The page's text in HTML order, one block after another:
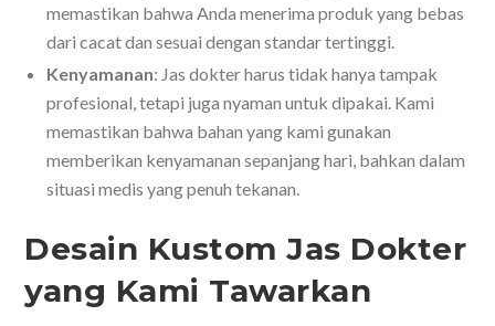
memastikan bahwa Anda menerima produk yang bebas
dari cacat dan sesuai dengan standar tertinggi.
Kenyamanan: Jas dokter harus tidak hanya tampak
profesional, tetapi juga nyaman untuk dipakai. Kami
memastikan bahwa bahan yang kami gunakan
memberikan kenyamanan sepanjang hari, bahkan dalam
situasi medis yang penuh tekanan.
Desain Kustom Jas Dokter
yang Kami Tawarkan